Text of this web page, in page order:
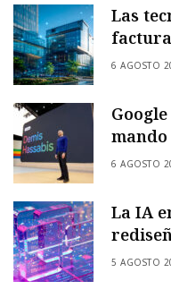
Las
6 AGOSTO
6 AGOSTO
La IA
5 AGOSTO